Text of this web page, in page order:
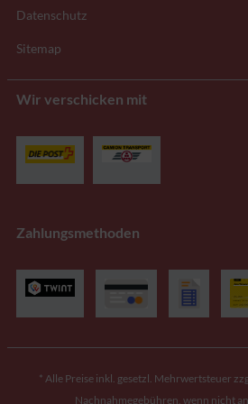
Datenschutz
Sitemap
Wir verschicken mit
Zahlungsmethoden
* Alle Preise inkl. gesetzl. Mehrwertsteuer
Nachnahmegebühren, wenn nicht